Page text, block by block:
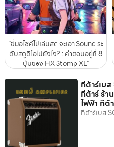
“ขี่มอไซค์ไปเล่นสด จะเอา Sound ระ
ดับสตูดิโอไปยังไง? : คำตอบอยู่ที่ 8
ปุ่มของ HX Stomp XL”
กีต้าร์เบ
กีต้าร์ ร้า
ไฟฟ้า กีต้
กีต้าร์เบส